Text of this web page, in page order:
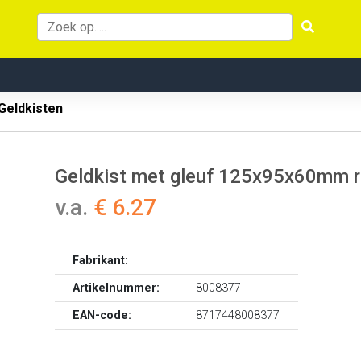
Geldkist met gleuf 125x95x60mm
v.a. € 6.27
Fabrikant:
Artikelnummer:
8008377
EAN-code:
8717448008377